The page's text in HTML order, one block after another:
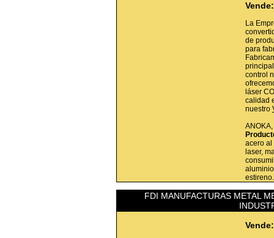
Vende:
La
de
para
control
láser
calidad
nuestro
ANOKA,
acero al
laser,
FDI MANUFACTURAS METAL
Vende: